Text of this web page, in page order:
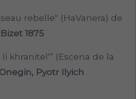
rebelle" (HaVanera) de
1875
khranitel'” (Escena de la
Pyotr Ilyich